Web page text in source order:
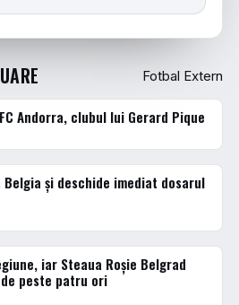
Fotbal Extern
Andorra, clubul lui Gerard Pique
Belgia și deschide imediat dosarul
iar Steaua Roșie Belgrad
peste patru ori